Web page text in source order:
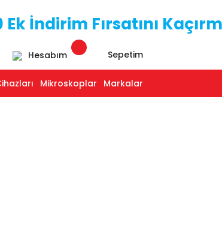
İndirim Fırsatını
Hesabım Sepetim
Mikroskoplar Markalar